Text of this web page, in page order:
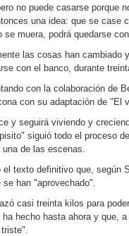
no puede casarse porque
una idea: que se case
se muera, podrá quedarse
las cosas han cambiado
con el banco, durante
con la colaboración de
con su adaptación de "El
y seguirá viviendo y
siguió todo el proceso
de las escenas.
texto definitivo que, según
han "aprovechado".
casi treinta kilos para
hecho hasta ahora y que,